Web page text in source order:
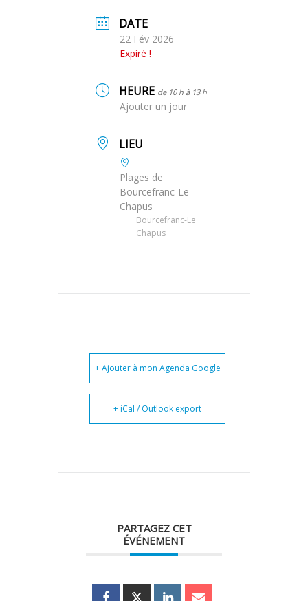
DATE
22 Fév 2026
Expiré !
HEURE de 10 h à 13 h
Ajouter un jour
LIEU
Plages de
Bourcefranc-Le
Chapus
Bourcefranc-Le
Chapus
+ Ajouter à mon Agenda Google
+ iCal / Outlook export
PARTAGEZ CET
ÉVÉNEMENT